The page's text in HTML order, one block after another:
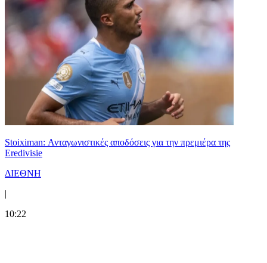
Stoiximan: Ανταγωνιστικές αποδόσεις για την πρεμιέρα της
Eredivisie
ΔΙΕΘΝΗ
|
10:22